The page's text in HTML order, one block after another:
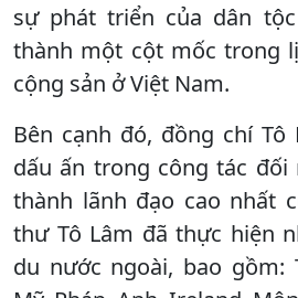
sự phát triển của dân
thành một cột mốc trong
cộng sản ở Việt Nam.
Bên cạnh đó, đồng chí
dấu ấn trong công tác đối
thành lãnh đạo cao nhất
thư Tô Lâm đã thực hiện
du nước ngoài, bao gồm: